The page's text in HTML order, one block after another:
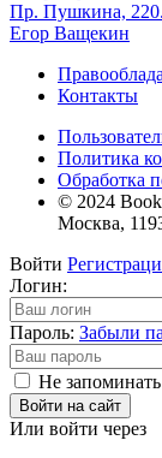
Пр. Пушкина,
Егор Ващекин
Контакты
Политика
Обработка
© 2024
Москва,
Войти
Логин:
Пароль: Забыли
Не
Войти на сайт
Или войти через